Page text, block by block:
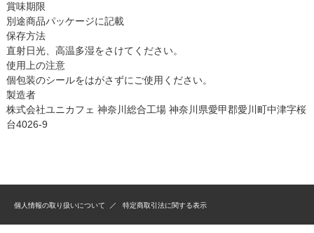
賞味期限
別途商品パッケージに記載
保存方法
直射日光、高温多湿をさけてください。
使用上の注意
個包装のシールをはがさずにご使用ください。
製造者
株式会社ユニカフェ 神奈川総合工場 神奈川県愛甲郡愛川町中津字桜
台4026-9
個人情報の取り扱いについて 特定商取引法に関する表示